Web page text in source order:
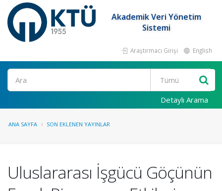
Akademik Veri Yönetim
Sistemi
Araştırmacı Girişi English
Ara
Detaylı Arama
ANA SAYFA SON EKLENEN YAYINLAR
Uluslararası İşgücü Göçünün